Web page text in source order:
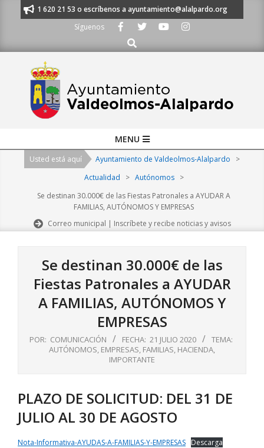
al 91 620 21 53 o escríbenos a ayuntamiento@alalpardo.org
Síguenos
Buscar
Navigation
MENU
Usted está aquí Ayuntamiento de Valdeolmos-Alalpardo
>
Actualidad
> Autónomos
>
Se destinan 30.000€ de las Fiestas Patronales a AYUDAR A
FAMILIAS, AUTÓNOMOS Y EMPRESAS
Correo municipal | Inscríbete y recibe noticias y avisos
Se destinan 30.000€ de las
Fiestas Patronales a AYUDAR
A FAMILIAS, AUTÓNOMOS Y
EMPRESAS
POR: COMUNICACIÓN FECHA: 21 JULIO 2020
TEMA:
AUTÓNOMOS, EMPRESAS, FAMILIAS, HACIENDA,
IMPORTANTE
PLAZO DE SOLICITUD: DEL 31 DE
JULIO AL 30 DE AGOSTO
Nota-Informativa-AYUDAS-A-FAMILIAS-Y-EMPRESAS Descarga